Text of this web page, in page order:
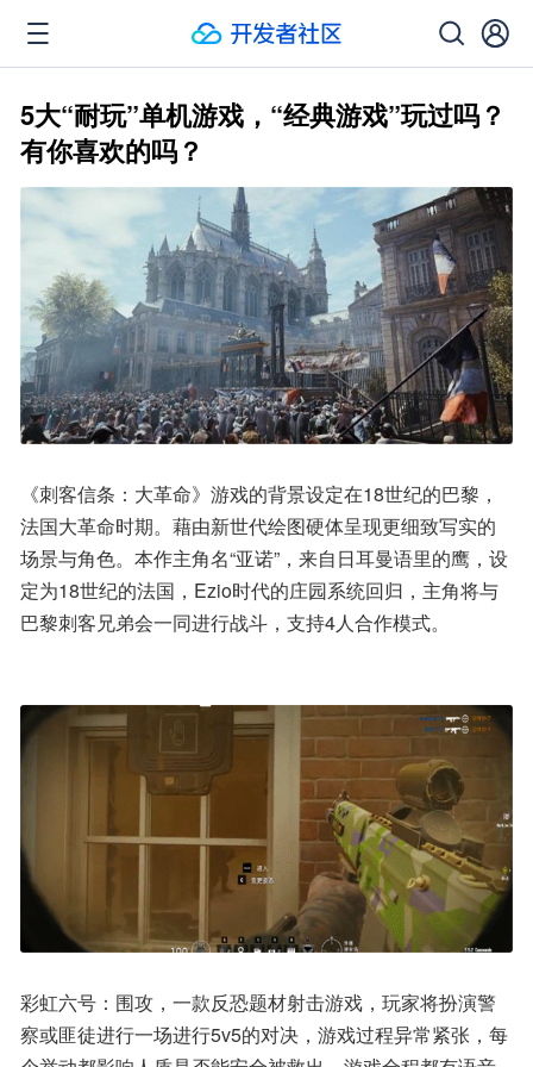
5大“耐玩”单机游戏，“经典游戏”玩过吗？
有你喜欢的吗？
《刺客信条：大革命》游戏的背景设定在18世纪的巴黎，
法国大革命时期。藉由新世代绘图硬体呈现更细致写实的
场景与角色。本作主角名“亚诺”，来自日耳曼语里的鹰，设
定为18世纪的法国，Ezio时代的庄园系统回归，主角将与
巴黎刺客兄弟会一同进行战斗，支持4人合作模式。
彩虹六号：围攻，一款反恐题材射击游戏，玩家将扮演警
察或匪徒进行一场进行5v5的对决，游戏过程异常紧张，每